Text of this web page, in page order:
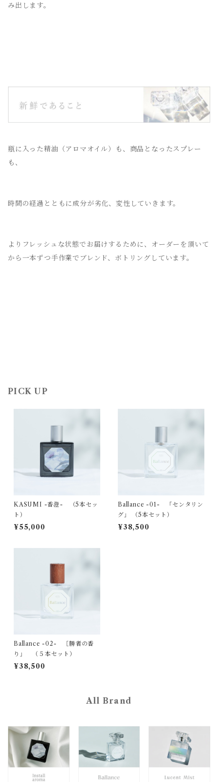
み出します。
瓶に入った精油（アロマオイル）も、商品となったスプレー
も、
時間の経過とともに成分が劣化、変性していきます。
よりフレッシュな状態でお届けするために、オーダーを頂いて
から一本ずつ手作業でブレンド、ボトリングしています。
PICK UP
KASUMI -香澄- （5本セッ
ト）
¥55,000
Ballance -01- 「センタリン
グ」 （5本セット）
¥38,500
Ballance -02- ［勝者の香
り」 （５本セット）
¥38,500
All Brand